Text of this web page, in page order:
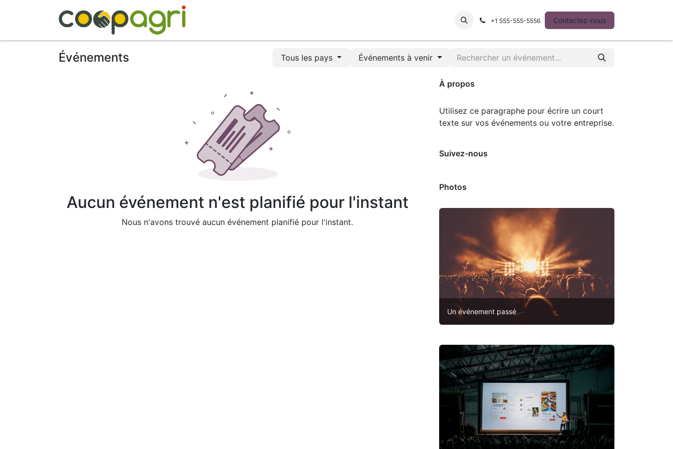
Contact +1 555-555-5556 Contactez-nous
Événements Tous les pays Événements à venir
Aucun événement n'est planifié pour l'instant
Nous n'avons trouvé aucun événement planifié pour l'instant.
À propos
Utilisez ce paragraphe pour écrire un court
texte sur vos événements ou votre entreprise.
Suivez-nous
Photos
Un événement passé